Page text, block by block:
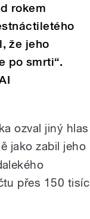
rokem
že jeho
po smrti“.
ozval jiný hlas
jako zabil jeho
přes 150 tisíc